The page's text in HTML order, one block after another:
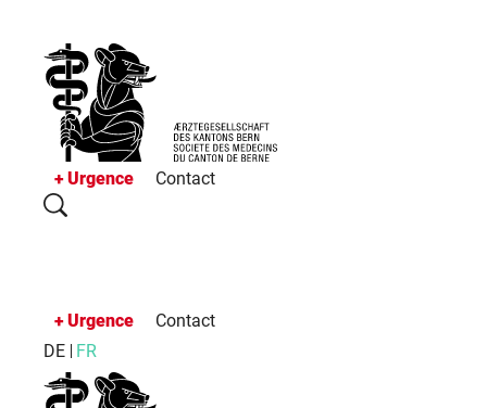
Urgence Contact
Urgence
Contact
DE
FR